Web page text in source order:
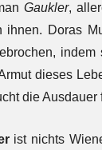
Gaukler,
ihnen. Doras
dieses
die Ausdauer
ist nichts